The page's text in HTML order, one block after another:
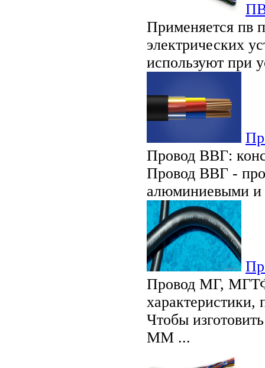
ПВ
Применяется пв
электрических
используют при
Провод ВВГ:
Провод ВВГ -
алюминиевыми
Провод МГ,
Чтобы
ММ ...